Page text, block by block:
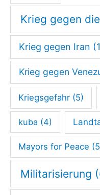
Krieg gegen
Krieg gegen Iran
Krieg gegen
Kriegsgefahr (5)
kuba (4)
Mayors for Peace
Militarisierung